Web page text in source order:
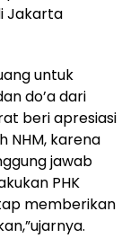
Jakarta
untuk
do’a dari
beri apresiasi
NHM, karena
jawab
PHK
memberikan